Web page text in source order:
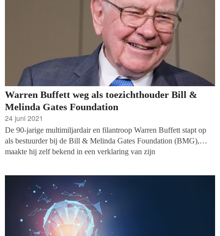
eenmalige donaties kunnen converteren naar vaste donateurs.
Warren Buffett weg als toezichthouder Bill &
Melinda Gates Foundation
24 juni 2021
De 90-jarige multimiljardair en filantroop Warren Buffett stapt op
als bestuurder bij de Bill & Melinda Gates Foundation (BMG),
maakte hij zelf bekend in een verklaring van zijn
te behalen’, aldus Buffett.